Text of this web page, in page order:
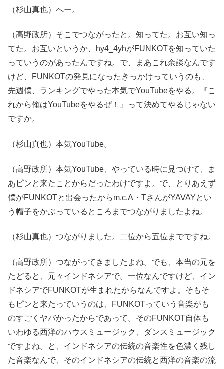
（杉山真也）へー。
（高野政所）そこでつながったと。知ってた。お互い知っ
てた。お互いというか、hy4_4yhがFUNKOTを知っていた
っていうのがあったんですね。で、まあこれ余談なんです
けど、FUNKOTの発見になったきっかけっていうのも、
先週僕、ランキングでやった本気でYouTubeをやる。『こ
れから俺はYouTubeをやるぜ！』って決めてやるじゃない
ですか。
（杉山真也）本気YouTube。
（高野政所）本気YouTube、やっている時に見つけて、ま
あピンと来たことからだったわけですよ。で、とりあえず
僕がFUNKOTと出会ったからm.c.A・TさんがYAVAYとい
う帽子をかぶっているところまでつながりましたよね。
（杉山真也）つながりました。二位から五位までですね。
（高野政所）つながってきましたよね。でも、本当の元を
たどると、元々インドネシアで。一位なんですけど、イン
ドネシアでFUNKOTが生まれたからなんですよ。そもそ
もピンと来たっていうのは、FUNKOTっていう音楽がも
のすごくヤバかったからであって。そのFUNKOT自体も
いわゆる西洋のハウスミュージック、ダンスミュージック
ですよね。と、インドネシアの伝統の音楽性を色濃く残し
た音楽なんで、そのインドネシアの伝統と西洋の音楽の流